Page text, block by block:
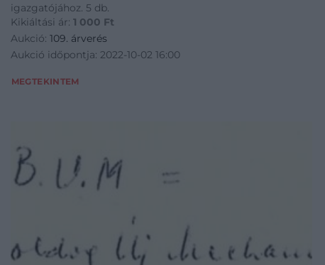
igazgatójához. 5 db.
Kikiáltási ár: 1 000 Ft
Aukció: 109. árverés
Aukció időpontja: 2022-10-02 16:00
MEGTEKINTEM